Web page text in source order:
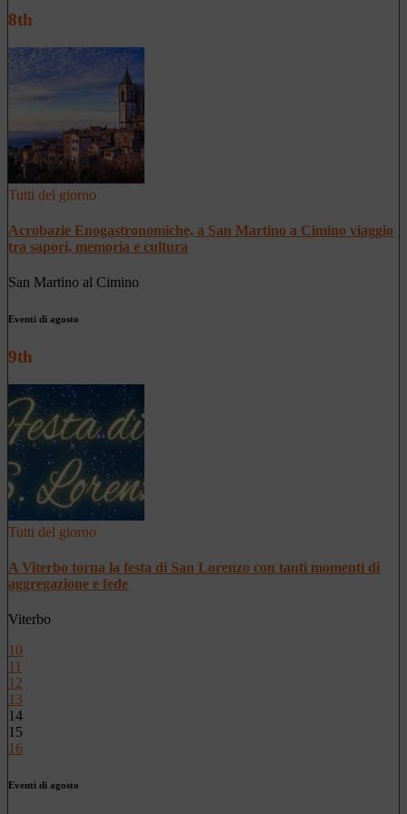
8th
Tutti del giorno
Acrobazie Enogastronomiche, a San Martino a Cimino viaggio
tra sapori, memoria e cultura
San Martino al Cimino
Eventi di agosto
9th
Tutti del giorno
A Viterbo torna la festa di San Lorenzo con tanti momenti di
aggregazione e fede
Viterbo
10
11
12
13
14
15
16
Eventi di agosto